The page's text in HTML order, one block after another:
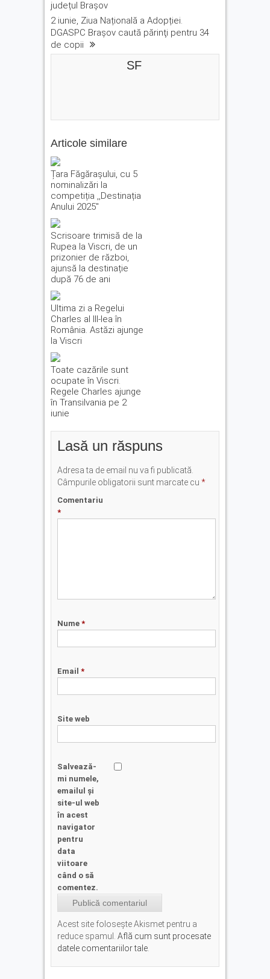
județul Brașov
2 iunie, Ziua Națională a Adopției.
DGASPC Braşov caută părinţi pentru 34
de copii
SF
Articole similare
Țara Făgărașului, cu 5
nominalizări la
competiția ,,Destinația
Anului 2025″
Scrisoare trimisă de la
Rupea la Viscri, de un
prizonier de război,
ajunsă la destinație
după 76 de ani
Ultima zi a Regelui
Charles al III-lea în
România. Astăzi ajunge
la Viscri
Toate cazările sunt
ocupate în Viscri.
Regele Charles ajunge
în Transilvania pe 2
iunie
Lasă un răspuns
Adresa ta de email nu va fi publicată.
Câmpurile obligatorii sunt marcate cu *
Comentariu
*
Nume *
Email *
Site web
Salvează-
mi numele,
emailul și
site-ul web
în acest
navigator
pentru
data
viitoare
când o să
comentez.
Acest site folosește Akismet pentru a
reduce spamul. Află cum sunt procesate
datele comentariilor tale